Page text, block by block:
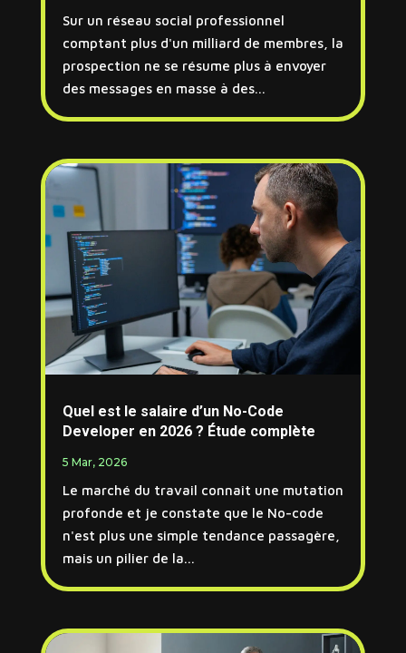
Sur un réseau social professionnel
comptant plus d'un milliard de membres, la
prospection ne se résume plus à envoyer
des messages en masse à des...
Quel est le salaire d’un No-Code
Developer en 2026 ? Étude complète
5 Mar, 2026
Le marché du travail connaît une mutation
profonde et je constate que le No-code
n'est plus une simple tendance passagère,
mais un pilier de la...